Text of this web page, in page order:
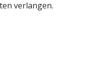
verlangen.